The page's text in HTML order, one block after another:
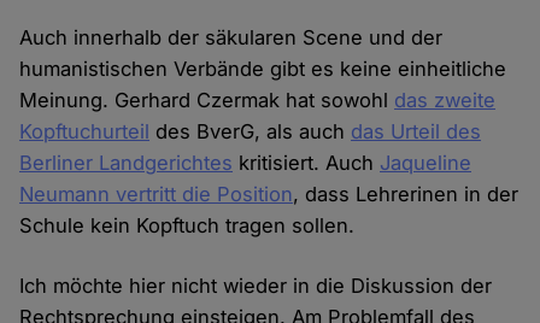
Auch innerhalb der säkularen Scene und der
humanistischen Verbände gibt es keine einheitliche
Meinung. Gerhard Czermak hat sowohl das zweite
Kopftuchurteil des BverG, als auch das Urteil des
Berliner Landgerichtes kritisiert. Auch Jaqueline
Neumann vertritt die Position, dass Lehrerinen in der
Schule kein Kopftuch tragen sollen.
Ich möchte hier nicht wieder in die Diskussion der
Rechtsprechung einsteigen. Am Problemfall des